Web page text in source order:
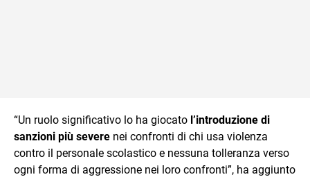
“Un ruolo significativo lo ha giocato l’introduzione di
sanzioni più severe nei confronti di chi usa violenza
contro il personale scolastico e nessuna tolleranza verso
ogni forma di aggressione nei loro confronti”, ha aggiunto